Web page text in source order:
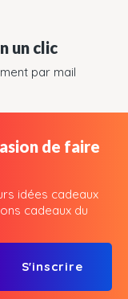
un clic
par mail
de faire
idées cadeaux
cadeaux du
S'inscrire